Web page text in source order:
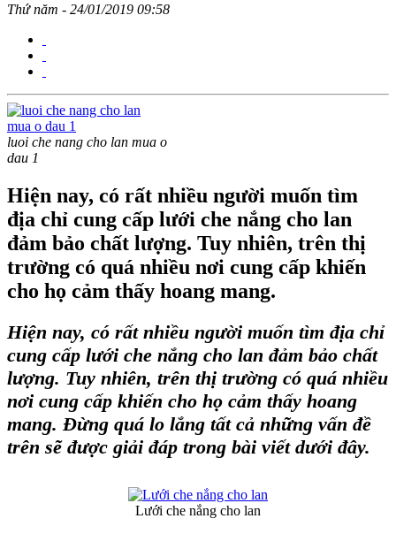
Thứ năm - 24/01/2019 09:58
luoi che nang cho lan mua o
dau 1
Hiện nay, có rất nhiều người muốn tìm
địa chỉ cung cấp lưới che nắng cho lan
đảm bảo chất lượng. Tuy nhiên, trên thị
trường có quá nhiều nơi cung cấp khiến
cho họ cảm thấy hoang mang.
Hiện nay, có rất nhiều người muốn tìm địa chỉ
cung cấp lưới che nắng cho lan đảm bảo chất
lượng. Tuy nhiên, trên thị trường có quá nhiều
nơi cung cấp khiến cho họ cảm thấy hoang
mang. Đừng quá lo lắng tất cả những vấn đề
trên sẽ được giải đáp trong bài viết dưới đây.
Lưới che nắng cho lan